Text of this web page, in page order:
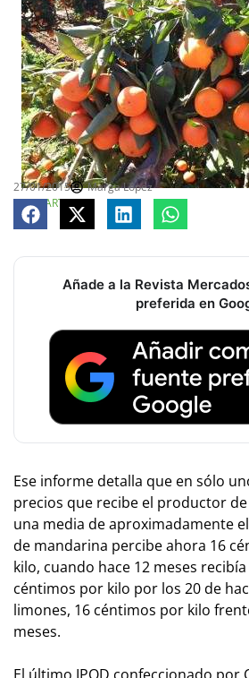
27/01/2015
Marga López
COMPARTE
Añade a la Revista
preferida en
Ese informe detalla que en sólo
precios que recibe el productor
una media de aproximadamente
de mandarina percibe ahora 16
kilo, cuando hace 12 meses
céntimos por kilo por los 20 de
limones, 16 céntimos por kilo
meses.